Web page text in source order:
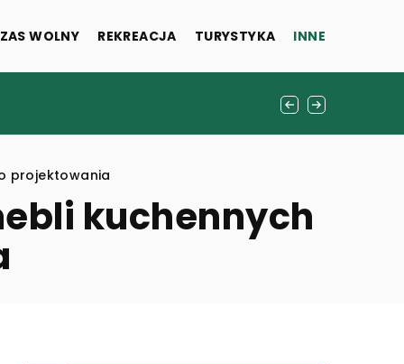
WOLNY REKREACJA TURYSTYKA INNE
projektowania
kuchennych